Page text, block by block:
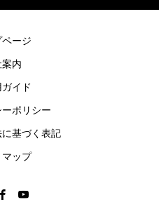
ページ
内
イド
ポリシー
基づく表記
ップ